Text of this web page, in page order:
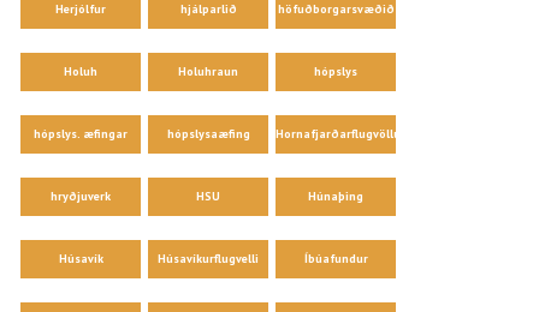
Herjólfur hjálparlið höfuðborgarsvæðið
Holuh Holuhraun hópslys
hópslys. æfingar hópslysaæfing Hornafjarðarflugvöllur
hryðjuverk HSU Húnaþing
Húsavík Húsavíkurflugvelli Íbúafundur